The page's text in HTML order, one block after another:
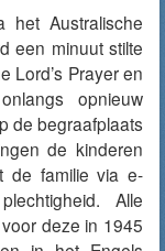
het Australische
een minuut stilte
Lord’s Prayer en
opnieuw
de begraafplaats
de kinderen
de familie via e-
Alle
deze in 1945